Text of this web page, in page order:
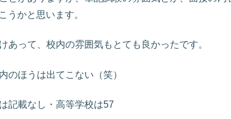
うかと思います。
あって、校内の雰囲気もとても良かったです。
のほうは出てこない（笑）
記載なし・高等学校は57